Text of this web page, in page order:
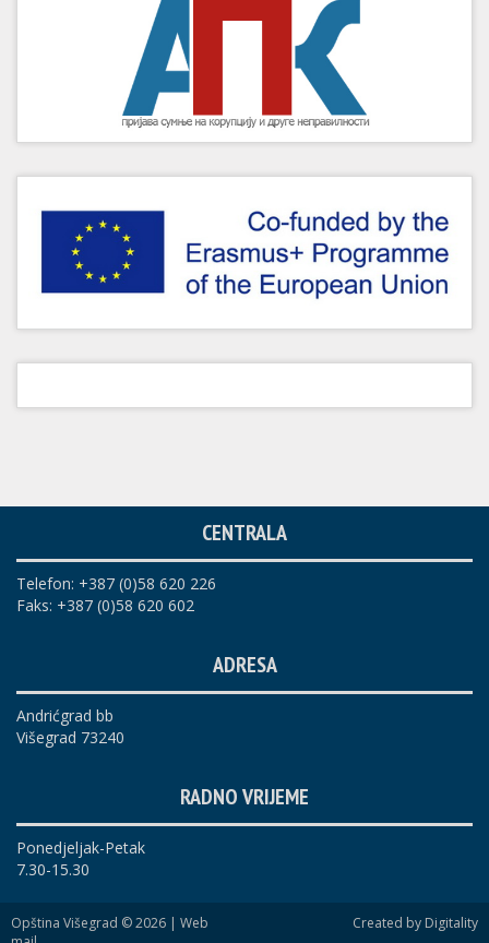
CENTRALA
Telefon: +387 (0)58 620 226
Faks: +387 (0)58 620 602
ADRESA
Andrićgrad bb
Višegrad 73240
RADNO VRIJEME
Ponedjeljak-Petak
7.30-15.30
Opština Višegrad © 2026 | Web
Created by Digitality